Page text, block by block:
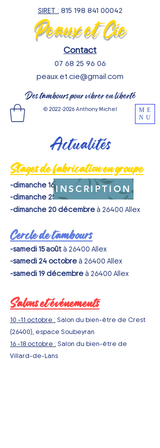
ME
NU
© 2022-2026Anthony Michel
Peaux et Cie
Des tambours pour vibrer en liberté
SIRET : 815 198 841 00042
Contact
07 68 25 96 06
peaux.et.cie@gmail.com
Actualités
Stages de fabrication en groupe
-dimanche 16 août à 26400 Allex
-dimanche 25 octobre
à 26400 Allex
-dimanche 20 décembreà 26400 Allex
Cercle de tambours
-samedi 15 aoûtà 26400 Allex
-samedi 24 octobreà 26400 Allex
-samedi 19 décembreà 26400 Allex
Salons et événements
10 -11 octobre : Salon du bien-être de Crest
(26400), espace Soubeyran
16 -18 octobre : Salon du bien-être de
Villard-de-Lans
INSCRIPTION